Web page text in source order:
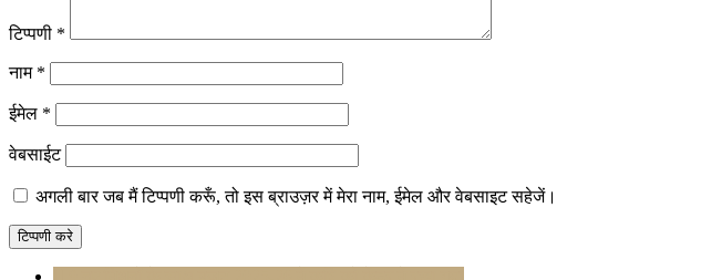
टिप्पणी *
नाम *
ईमेल *
वेबसाईट
अगली बार जब मैं टिप्पणी करूँ, तो इस ब्राउज़र में मेरा नाम, ईमेल और वेबसाइट सहेजें।